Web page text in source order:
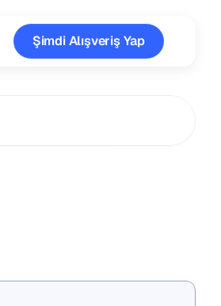
Şimdi Alışveriş Yap